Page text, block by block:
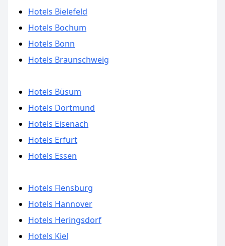
Hotels Bielefeld
Hotels Bochum
Hotels Bonn
Hotels Braunschweig
Hotels Büsum
Hotels Dortmund
Hotels Eisenach
Hotels Erfurt
Hotels Essen
Hotels Flensburg
Hotels Hannover
Hotels Heringsdorf
Hotels Kiel